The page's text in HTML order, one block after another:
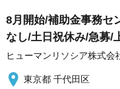
8月開始/補助金事務セ
なし/土日祝休み/急募/
ヒューマンリソシア株式会
東京都 千代田区